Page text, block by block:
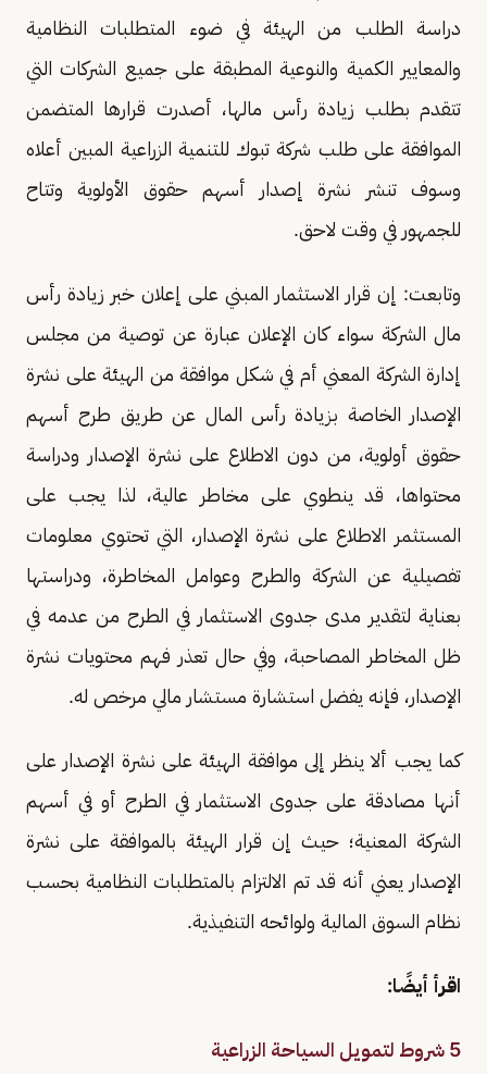
دراسة الطلب من الهيئة في ضوء المتطلبات النظامية
والمعايير الكمية والنوعية المطبقة على جميع الشركات التي
تتقدم بطلب زيادة رأس مالها، أصدرت قرارها المتضمن
الموافقة على طلب شركة تبوك للتنمية الزراعية المبين أعلاه
وسوف تنشر نشرة إصدار أسهم حقوق الأولوية وتتاح
للجمهور في وقت لاحق.
وتابعت: إن قرار الاستثمار المبني على إعلان خبر زيادة رأس
مال الشركة سواء كان الإعلان عبارة عن توصية من مجلس
إدارة الشركة المعني أم في شكل موافقة من الهيئة على نشرة
الإصدار الخاصة بزيادة رأس المال عن طريق طرح أسهم
حقوق أولوية، من دون الاطلاع على نشرة الإصدار ودراسة
محتواها، قد ينطوي على مخاطر عالية، لذا يجب على
المستثمر الاطلاع على نشرة الإصدار، التي تحتوي معلومات
تفصيلية عن الشركة والطرح وعوامل المخاطرة، ودراستها
بعناية لتقدير مدى جدوى الاستثمار في الطرح من عدمه في
ظل المخاطر المصاحبة، وفي حال تعذر فهم محتويات نشرة
الإصدار، فإنه يفضل استشارة مستشار مالي مرخص له.
كما يجب ألا ينظر إلى موافقة الهيئة على نشرة الإصدار على
أنها مصادقة على جدوى الاستثمار في الطرح أو في أسهم
الشركة المعنية؛ حيث إن قرار الهيئة بالموافقة على نشرة
الإصدار يعني أنه قد تم الالتزام بالمتطلبات النظامية بحسب
نظام السوق المالية ولوائحه التنفيذية.
اقرأ أيضًا:
5 شروط لتمويل السياحة الزراعية